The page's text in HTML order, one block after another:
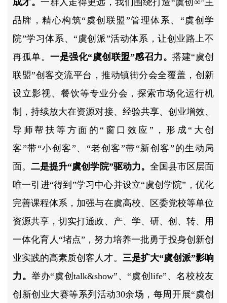
成才。一群人走得更远，我们围绕打造“虞创∞”主
品牌，精心构筑“虞创联盟”管理体系、“虞创学
院”学习体系、“虞创派”活动体系，让创业路上不
再孤单。一是强化“虞创联盟”感召力。搭建“虞创
联盟”创客交流平台，推动镇街分会全覆盖，创新
设立影视、餐饮等专业分会，探索市场化运行机
制，持续放大在资源对接、经验共享、创业增效、
导师帮扶等方面的“窗口效应”，形成“大创
客”带“小创客”、“老创客”带“新创客”的生动局
面。二是提升“虞创学院”驱动力。 全国县市区层面
唯一引进“得到”学习中心并设立“虞创学院”，优化
完善课程体系，加强与在虞高校、区委党校等单位
资源共享，切实打通政、产、学、研、创、转、用
一体化育人“堵点”，努力培养一批勇于投身创新创
业实践的高素质创客人才。 三是扩大“虞创派”影响
力。举办“虞创talk&show”、“虞创life”、名校校友
创新创业大赛等系列活动30余场，每周开展“虞创